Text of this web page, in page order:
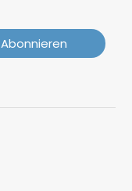
Abonnieren